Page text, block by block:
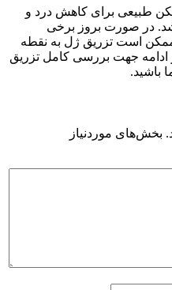
طبیعی برای کاهش درد و
در صورت بروز برخی
است تزریق ژل به نقطه
جهت بررسی کامل تزریق
بخش‌های موردنیاز